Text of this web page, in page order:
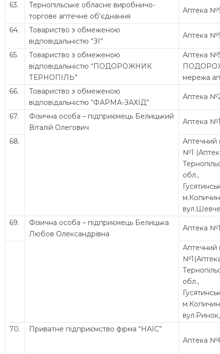
63.
Тернопільське обласне виробничо-
торгове аптечне об’єднання
Аптека
64.
Товариство з обмеженою
відповідальністю “ЗІ”
Аптека
65.
Товариство з обмеженою
відповідальністю “ПОДОРОЖНИК
ТЕРНОПІЛЬ”
Аптека
мережа
66.
Товариство з обмеженою
відповідальністю “ФАРМА-ЗАХІД”
Аптека
67.
Фізична особа – підприємець Белицький
Віталій Олегович
Аптека
68.
Аптечний
№1
обл.,
69.
Фізична особа – підприємець Белицька
Любов Олександрівна
Аптека
Аптечний
обл.,
70.
Приватне підприємство фірма “НАІС”
Аптека